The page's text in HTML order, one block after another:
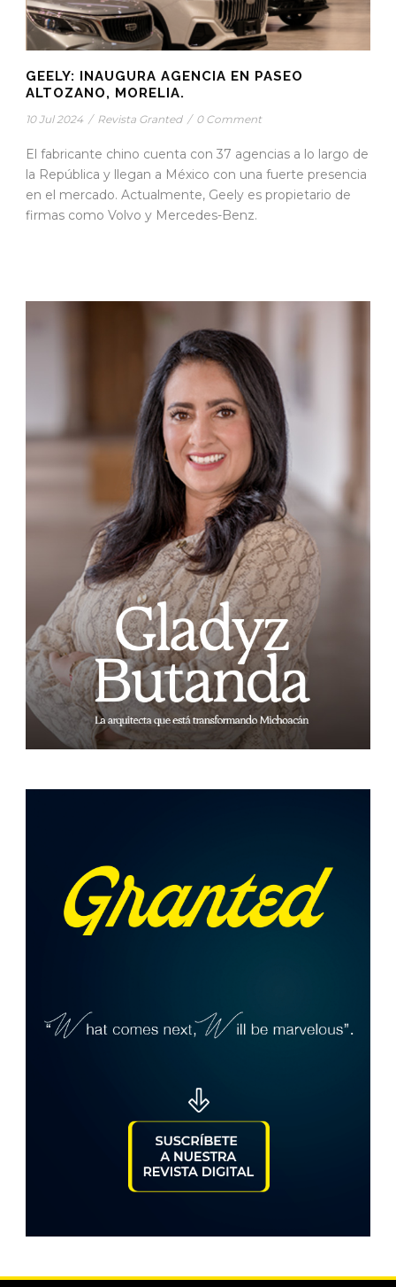
GEELY: INAUGURA AGENCIA EN PASEO
ALTOZANO, MORELIA.
10 Jul 2024 / Revista Granted / 0 Comment
El fabricante chino cuenta con 37 agencias a lo largo de
la República y llegan a México con una fuerte presencia
en el mercado. Actualmente, Geely es propietario de
firmas como Volvo y Mercedes-Benz.